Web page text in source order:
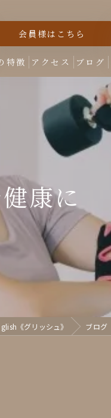
会員様はこちら
特徴
ト
アクセス ブログ
康に
《グリッシュ》 ブログ